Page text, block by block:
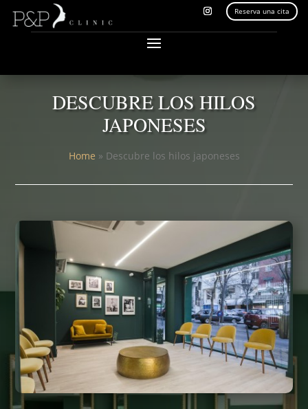
Reserva una cita
DESCUBRE LOS HILOS
JAPONESES
Home » Descubre los hilos japoneses